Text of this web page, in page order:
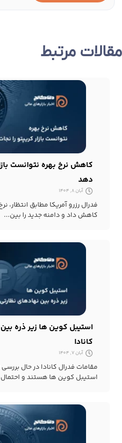
مقالات مرتبط
کاهش نرخ بهره نتوانست
دهد
آبان 8, 1404
کاهش داد و دامنه جدید را بین...
استیبل کوین ها زیر ذره
کانادا
آبان 7, 1404
مقامات فدرال کانادا در حال
استیبل کوین ها هستند و احتمال